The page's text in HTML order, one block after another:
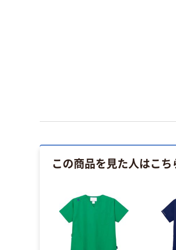
この商品を見た人はこ